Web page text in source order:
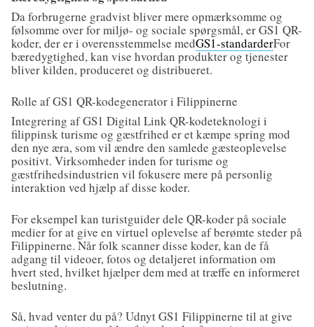
Da forbrugerne gradvist bliver mere opmærksomme og
følsomme over for miljø- og sociale spørgsmål, er GS1 QR-
koder, der er i overensstemmelse medGS1-standarderFor
bæredygtighed, kan vise hvordan produkter og tjenester
bliver kilden, produceret og distribueret.
Rolle af GS1 QR-kodegenerator i Filippinerne
Integrering af GS1 Digital Link QR-kodeteknologi i
filippinsk turisme og gæstfrihed er et kæmpe spring mod
den nye æra, som vil ændre den samlede gæsteoplevelse
positivt. Virksomheder inden for turisme og
gæstfrihedsindustrien vil fokusere mere på personlig
interaktion ved hjælp af disse koder.
For eksempel kan turistguider dele QR-koder på sociale
medier for at give en virtuel oplevelse af berømte steder på
Filippinerne. Når folk scanner disse koder, kan de få
adgang til videoer, fotos og detaljeret information om
hvert sted, hvilket hjælper dem med at træffe en informeret
beslutning.
Så, hvad venter du på? Udnyt GS1 Filippinerne til at give